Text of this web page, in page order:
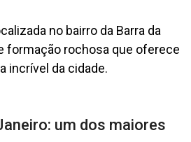
no bairro da Barra da
formação rochosa que oferece
incrível da cidade.
um dos maiores